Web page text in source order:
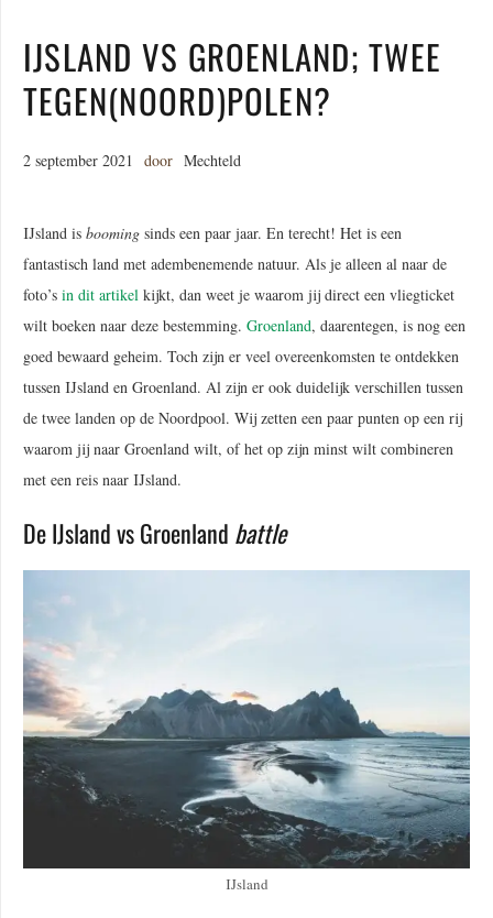
IJSLAND VS GROENLAND; TWEE
TEGEN(NOORD)POLEN?
2 september 2021 door Mechteld
IJsland is booming sinds een paar jaar. En terecht! Het is een
fantastisch land met adembenemende natuur. Als je alleen al naar de
foto’s in dit artikel kijkt, dan weet je waarom jij direct een vliegticket
wilt boeken naar deze bestemming. Groenland, daarentegen, is nog een
goed bewaard geheim. Toch zijn er veel overeenkomsten te ontdekken
tussen IJsland en Groenland. Al zijn er ook duidelijk verschillen tussen
de twee landen op de Noordpool. Wij zetten een paar punten op een rij
waarom jij naar Groenland wilt, of het op zijn minst wilt combineren
met een reis naar IJsland.
De IJsland vs Groenland battle
IJsland